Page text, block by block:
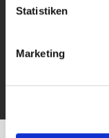
Statistiken
Marketing
Stellenangebote